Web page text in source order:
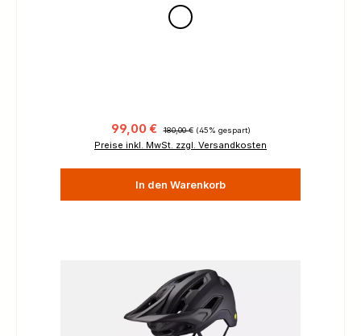
Verkaufspreis:
99,00 € Regulärer Preis:
180,00 € (45% gespart)
Preise inkl. MwSt. zzgl. Versandkosten
In den Warenkorb